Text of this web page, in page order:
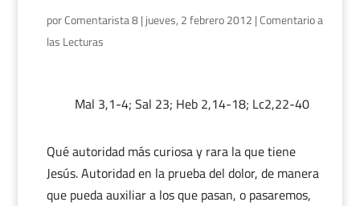
porComentarista 8| jueves, 2 febrero 2012 |Comentario a
las Lecturas
Mal 3,1-4; Sal 23; Heb 2,14-18; Lc2,22-40
Qué autoridad más curiosa y rara la que tiene
Jesús. Autoridad en la prueba del dolor, de manera
que pueda auxiliar a los que pasan, o pasaremos,